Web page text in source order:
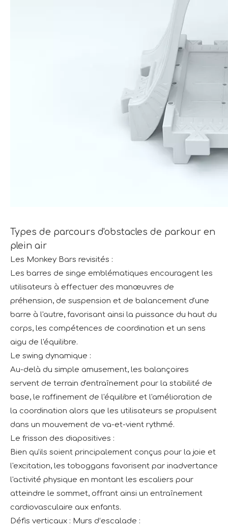
Types de parcours d'obstacles de parkour en
plein air
Les Monkey Bars revisités :
Les barres de singe emblématiques encouragent les
utilisateurs à effectuer des manœuvres de
préhension, de suspension et de balancement d'une
barre à l'autre, favorisant ainsi la puissance du haut du
corps, les compétences de coordination et un sens
aigu de l'équilibre.
Le swing dynamique :
Au-delà du simple amusement, les balançoires
servent de terrain d'entraînement pour la stabilité de
base, le raffinement de l'équilibre et l'amélioration de
la coordination alors que les utilisateurs se propulsent
dans un mouvement de va-et-vient rythmé.
Le frisson des diapositives :
Bien qu'ils soient principalement conçus pour la joie et
l'excitation, les toboggans favorisent par inadvertance
l'activité physique en montant les escaliers pour
atteindre le sommet, offrant ainsi un entraînement
cardiovasculaire aux enfants.
Défis verticaux : Murs d’escalade :